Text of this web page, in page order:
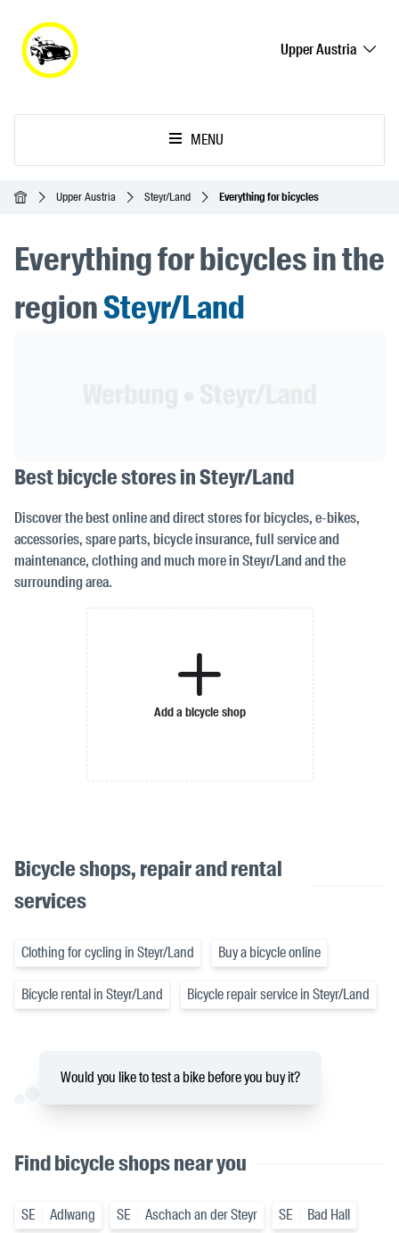
Upper Austria
MENU
HomepageUpper Austria Steyr/Land Everything for bicycles
Everything for bicycles in the
regionSteyr/Land
Best bicycle stores in Steyr/Land
Discover the best online and direct stores for bicycles, e-bikes,
accessories, spare parts, bicycle insurance, full service and
maintenance, clothing and much more in Steyr/Land and the
surrounding area.
Add a bicycle shop
Bicycle shops, repair and rental
services
Clothing for cycling in Steyr/Land Buy a bicycle online
Bicycle rental in Steyr/Land Bicycle repair service in Steyr/Land
Would you like to test a bike before you buy it?
Find bicycle shops near you
SE Adlwang SE Aschach an der Steyr SE Bad Hall